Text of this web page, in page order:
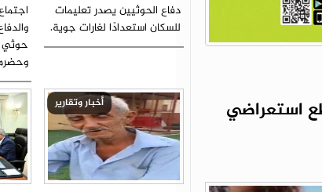
استعراضي
دفاع الحوثيين يصدر تعليمات
للسكان استعدادًا لغارات جوية.
حوثي
أخبار وتقارير